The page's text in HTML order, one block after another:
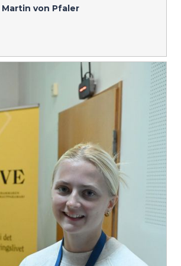
Martin von Pfaler